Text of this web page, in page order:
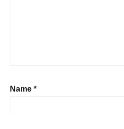
Name *